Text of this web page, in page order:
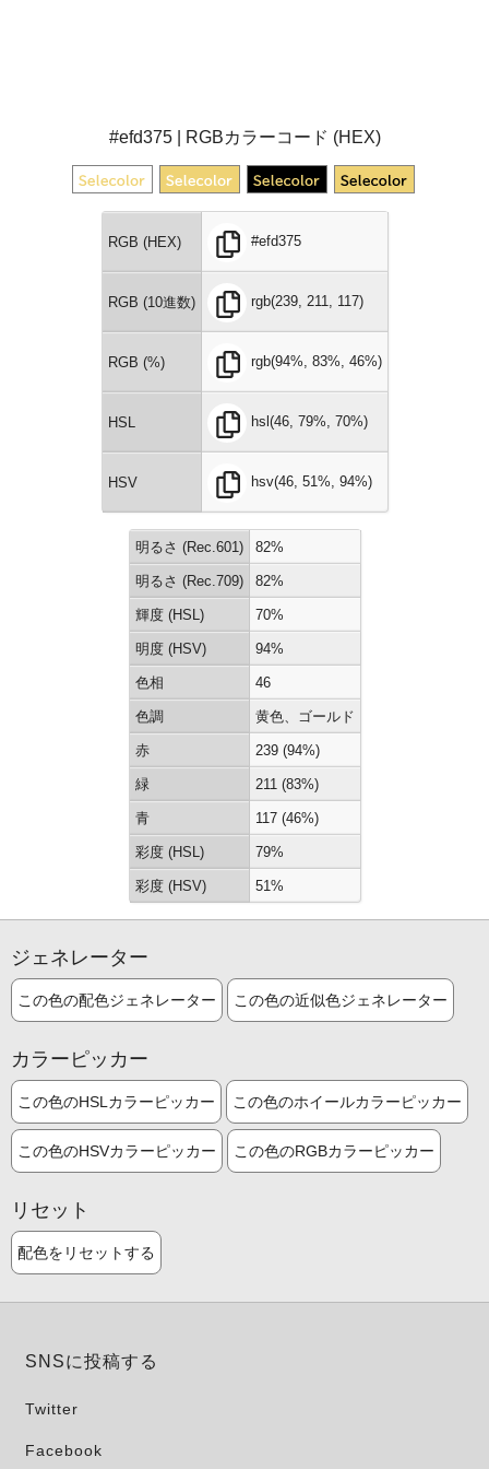
#efd375 | RGBカラーコード (HEX)
RGB (HEX) #efd375
RGB (10進数) rgb(239, 211, 117)
RGB (%) rgb(94%, 83%, 46%)
HSL hsl(46, 79%, 70%)
HSV hsv(46, 51%, 94%)
明るさ (Rec.601) 82%
明るさ (Rec.709) 82%
輝度 (HSL) 70%
明度 (HSV) 94%
色相 46
色調 黄色、ゴールド
赤 239 (94%)
緑 211 (83%)
青 117 (46%)
彩度 (HSL) 79%
彩度 (HSV) 51%
ジェネレーター
この色の配色ジェネレーター この色の近似色ジェネレーター
カラーピッカー
この色のHSLカラーピッカー この色のホイールカラーピッカー
この色のHSVカラーピッカー この色のRGBカラーピッカー
リセット
配色をリセットする
SNSに投稿する
Twitter
Facebook